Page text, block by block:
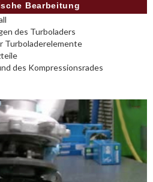
Bearbeitung
des Turboladers
Turboladerelemente
des Kompressionsrades